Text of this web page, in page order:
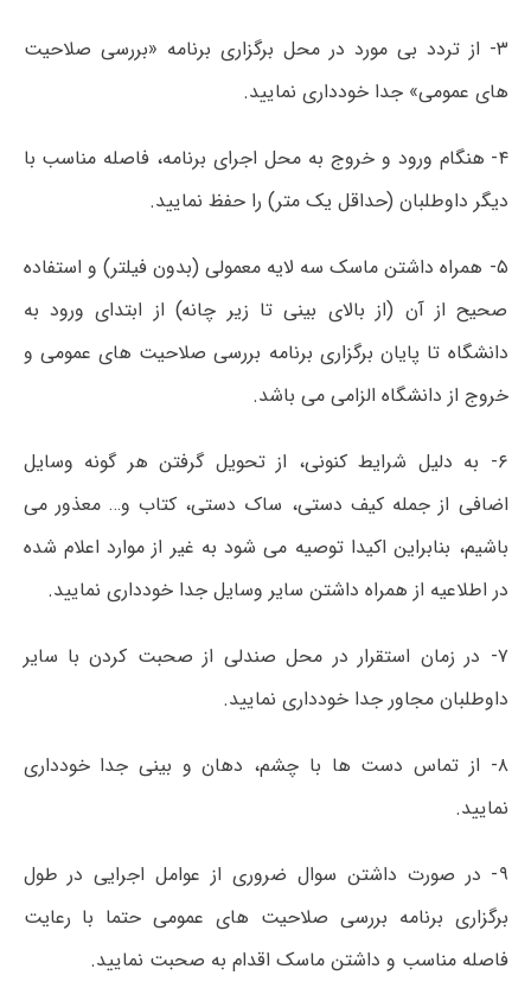
۳- از تردد بی مورد در محل برگزاری برنامه «بررسی صلاحیت
های عمومی» جدا خودداری نمایید.
۴- هنگام ورود و خروج به محل اجرای برنامه، فاصله مناسب با
دیگر داوطلبان (حداقل یک متر) را حفظ نمایید.
۵- همراه داشتن ماسک سه لایه معمولی (بدون فیلتر) و استفاده
صحیح از آن (از بالای بینی تا زیر چانه) از ابتدای ورود به
دانشگاه تا پایان برگزاری برنامه بررسی صلاحیت های عمومی و
خروج از دانشگاه الزامی می­ باشد.
۶- به دلیل شرایط کنونی، از تحویل گرفتن هر گونه وسایل
اضافی از جمله کیف دستی، ساک دستی، کتاب و… معذور می
باشیم، بنابراین اکیدا توصیه می ­شود به غیر از موارد اعلام شده
در اطلاعیه از همراه داشتن سایر وسایل جدا خودداری نمایید.
۷- در زمان استقرار در محل صندلی از صحبت کردن با سایر
داوطلبان مجاور جدا خودداری نمایید.
۸- از تماس دست­ ها با چشم، دهان و بینی جدا خودداری
نمایید.
۹- در صورت داشتن سوال ضروری از عوامل اجرایی در طول
برگزاری برنامه بررسی صلاحیت های عمومی حتما با رعایت
فاصله مناسب و داشتن ماسک اقدام به صحبت نمایید.